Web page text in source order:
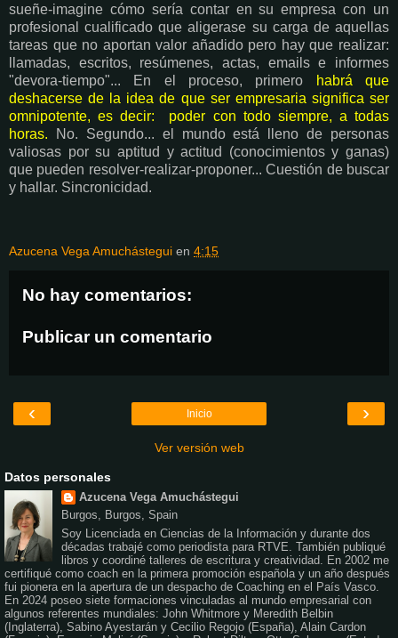
sueñe-imagine cómo sería contar en su empresa con un
profesional cualificado que aligerase su carga de aquellas
tareas que no aportan valor añadido pero hay que realizar:
llamadas, escritos, resúmenes, actas, emails e informes
"devora-tiempo"... En el proceso, primero
habrá que
deshacerse de la idea de que ser empresaria significa ser
omnipotente, es decir: poder con todo siempre, a todas
horas. No. Segundo... el mundo está lleno de personas
valiosas por su aptitud y actitud (conocimientos y ganas)
que pueden resolver-realizar-proponer... Cuestión de buscar
y hallar. Sincronicidad.
Azucena Vega Amuchástegui en 4:15
No hay comentarios:
Publicar un comentario
‹ ›
Inicio
Ver versión web
Datos personales
Azucena Vega Amuchástegui
Burgos, Burgos, Spain
Soy Licenciada en Ciencias de la Información y durante dos
décadas trabajé como periodista para RTVE. También publiqué
libros y coordiné talleres de escritura y creatividad. En 2002 me
certifiqué como coach en la primera promoción española y un año después
fui pionera en la apertura de un despacho de Coaching en el País Vasco.
En 2024 poseo siete formaciones vinculadas al mundo empresarial con
algunos referentes mundiales: John Whitmore y Meredith Belbin
(Inglaterra), Sabino Ayestarán y Cecilio Regojo (España), Alain Cardon